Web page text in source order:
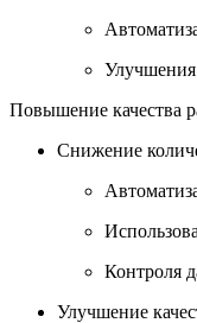
Повышение качества
Снижение
Контроля
Улучшение